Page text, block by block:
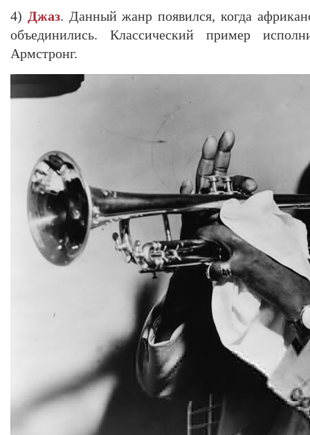
4) Джаз. Данный жанр появился, когда
объединились. Классический пример
Армстронг.